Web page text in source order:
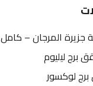
المرجان – كامل 2025
برج ليليوم
لوكسور